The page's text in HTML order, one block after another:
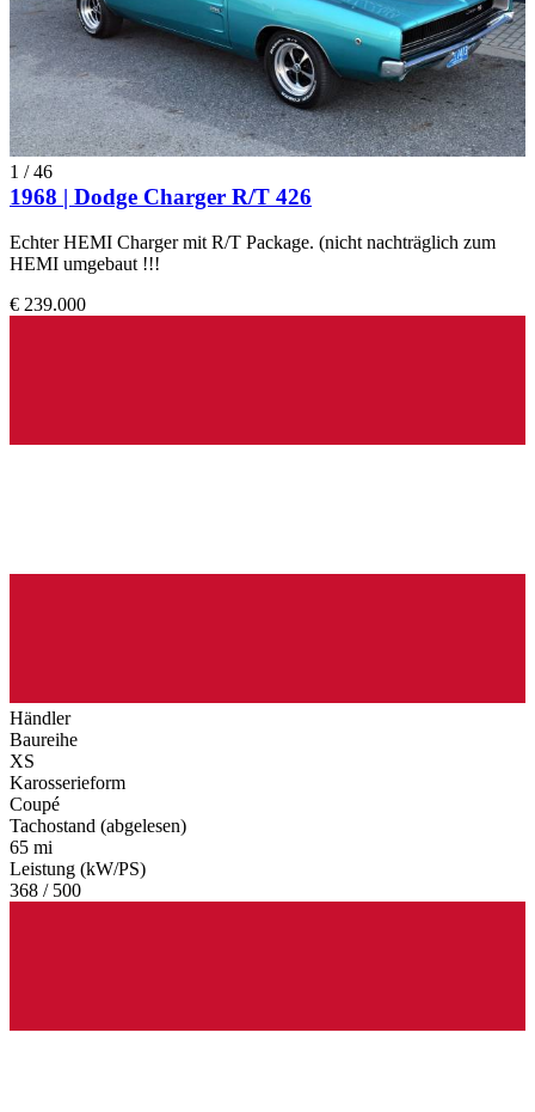
1 /46
1968 | Dodge Charger R/T 426
Echter HEMI Charger mit R/T Package. (nicht nachträglich zum
HEMI umgebaut !!!
€ 239.000
Händler
Baureihe
XS
Karosserieform
Coupé
Tachostand (abgelesen)
65 mi
Leistung (kW/PS)
368 / 500